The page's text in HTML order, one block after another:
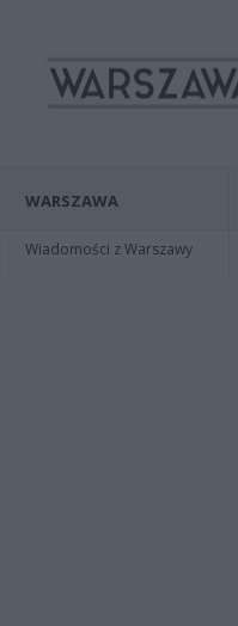
WARSZAWA
Wiadomości z Warszawy